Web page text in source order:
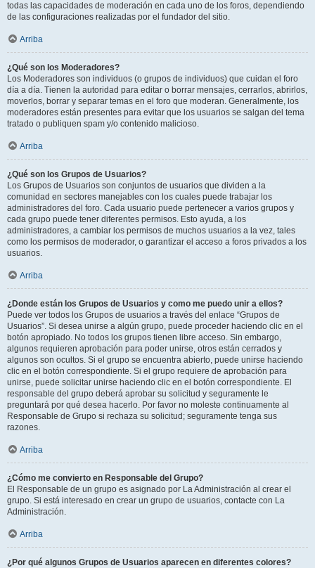
todas las capacidades de moderación en cada uno de los foros, dependiendo
de las configuraciones realizadas por el fundador del sitio.
Arriba
¿Qué son los Moderadores?
Los Moderadores son individuos (o grupos de individuos) que cuidan el foro
día a día. Tienen la autoridad para editar o borrar mensajes, cerrarlos, abrirlos,
moverlos, borrar y separar temas en el foro que moderan. Generalmente, los
moderadores están presentes para evitar que los usuarios se salgan del tema
tratado o publiquen spam y/o contenido malicioso.
Arriba
¿Qué son los Grupos de Usuarios?
Los Grupos de Usuarios son conjuntos de usuarios que dividen a la
comunidad en sectores manejables con los cuales puede trabajar los
administradores del foro. Cada usuario puede pertenecer a varios grupos y
cada grupo puede tener diferentes permisos. Esto ayuda, a los
administradores, a cambiar los permisos de muchos usuarios a la vez, tales
como los permisos de moderador, o garantizar el acceso a foros privados a los
usuarios.
Arriba
¿Donde están los Grupos de Usuarios y como me puedo unir a ellos?
Puede ver todos los Grupos de usuarios a través del enlace “Grupos de
Usuarios”. Si desea unirse a algún grupo, puede proceder haciendo clic en el
botón apropiado. No todos los grupos tienen libre acceso. Sin embargo,
algunos requieren aprobación para poder unirse, otros están cerrados y
algunos son ocultos. Si el grupo se encuentra abierto, puede unirse haciendo
clic en el botón correspondiente. Si el grupo requiere de aprobación para
unirse, puede solicitar unirse haciendo clic en el botón correspondiente. El
responsable del grupo deberá aprobar su solicitud y seguramente le
preguntará por qué desea hacerlo. Por favor no moleste continuamente al
Responsable de Grupo si rechaza su solicitud; seguramente tenga sus
razones.
Arriba
¿Cómo me convierto en Responsable del Grupo?
El Responsable de un grupo es asignado por La Administración al crear el
grupo. Si está interesado en crear un grupo de usuarios, contacte con La
Administración.
Arriba
¿Por qué algunos Grupos de Usuarios aparecen en diferentes colores?